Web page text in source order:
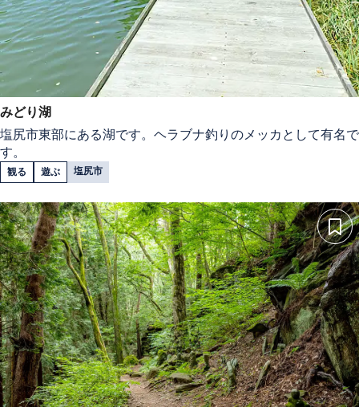
みどり湖
塩尻市東部にある湖です。ヘラブナ釣りのメッカとして有名で
す。
観る 遊ぶ 塩尻市